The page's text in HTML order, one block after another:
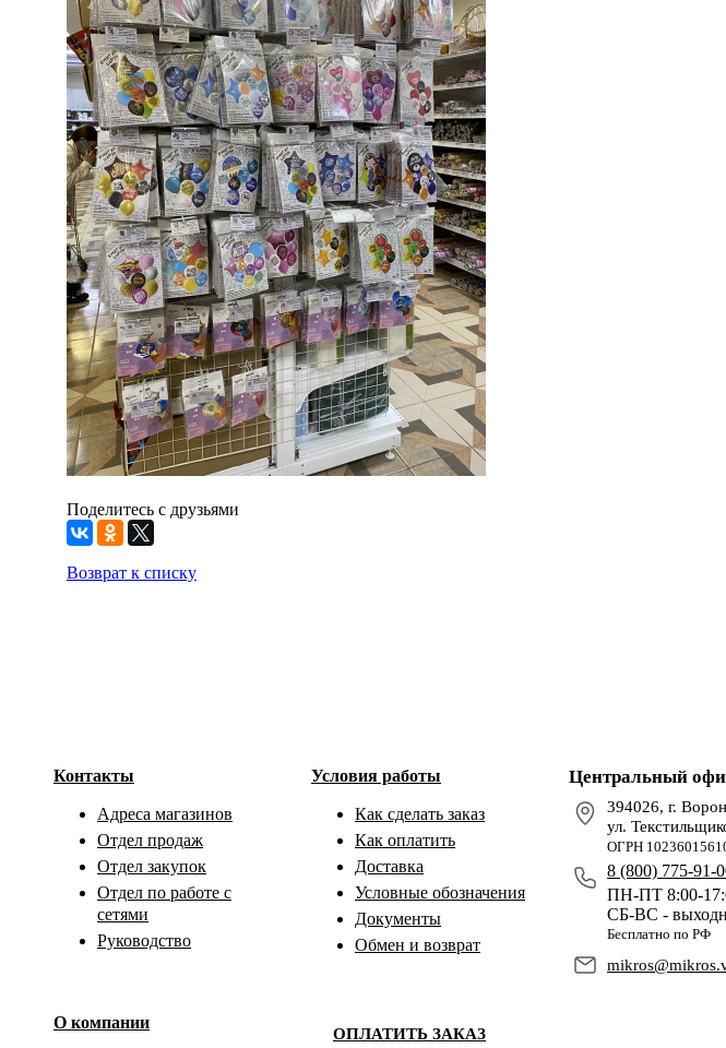
Поделитесь с друзьями
Возврат к списку
Центральный
394026, г.
ул.
ОГРН
8 (800) 775-91-
ПН-ПТ 8:00-
СБ-ВС -
Бесплатно по РФ
Контакты
Адреса магазинов
Отдел продаж
Отдел закупок
Отдел по работе с
сетями
Руководство
О компании
Условия работы
Как сделать заказ
Как оплатить
Доставка
Условные обозначения
Документы
Обмен и возврат
ОПЛАТИТЬ ЗАКАЗ